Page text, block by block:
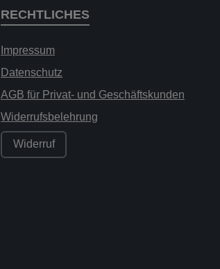
RECHTLICHES
Impressum
Datenschutz
AGB für Privat- und Geschäftskunden
Widerrufsbelehrung
Widerruf